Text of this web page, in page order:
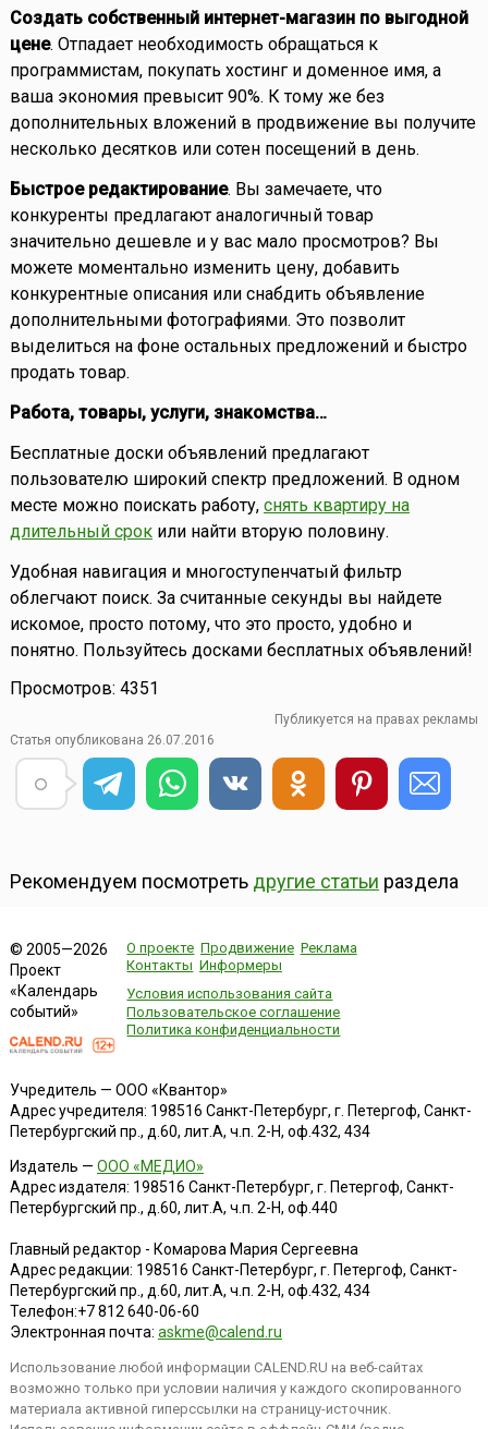
Создать собственный интернет-магазин по выгодной
цене. Отпадает необходимость обращаться к
программистам, покупать хостинг и доменное имя, а
ваша экономия превысит 90%. К тому же без
дополнительных вложений в продвижение вы получите
несколько десятков или сотен посещений в день.
Быстрое редактирование. Вы замечаете, что
конкуренты предлагают аналогичный товар
значительно дешевле и у вас мало просмотров? Вы
можете моментально изменить цену, добавить
конкурентные описания или снабдить объявление
дополнительными фотографиями. Это позволит
выделиться на фоне остальных предложений и быстро
продать товар.
Работа, товары, услуги, знакомства…
Бесплатные доски объявлений предлагают
пользователю широкий спектр предложений. В одном
месте можно поискать работу, снять квартиру на
длительный срокили найти вторую половину.
Удобная навигация и многоступенчатый фильтр
облегчают поиск. За считанные секунды вы найдете
искомое, просто потому, что это просто, удобно и
понятно. Пользуйтесь досками бесплатных объявлений!
Просмотров: 4351
Публикуется на правах рекламы
Статья опубликована 26.07.2016
Рекомендуем посмотреть другие статьи раздела
© 2005—2026
Проект
«Календарь
событий»
О проекте Продвижение Реклама
Контакты Информеры
Условия использования сайта
Пользовательское соглашение
Политика конфиденциальности
Учредитель — ООО «Квантор»
Адрес учредителя: 198516 Санкт-Петербург, г. Петергоф, Санкт-
Петербургский пр., д.60, лит.А, ч.п. 2-Н, оф.432, 434
Издатель — ООО «МЕДИО»
Адрес издателя: 198516 Санкт-Петербург, г. Петергоф, Санкт-
Петербургский пр., д.60, лит.А, ч.п. 2-Н, оф.440
Главный редактор - Комарова Мария Сергеевна
Адрес редакции: 198516 Санкт-Петербург, г. Петергоф, Санкт-
Петербургский пр., д.60, лит.А, ч.п. 2-Н, оф.432, 434
Телефон:+7 812 640-06-60
Электронная почта: askme@calend.ru
Использование любой информации CALEND.RU на веб-сайтах
возможно только при условии наличия у каждого скопированного
материала активной гиперссылки на страницу-источник.